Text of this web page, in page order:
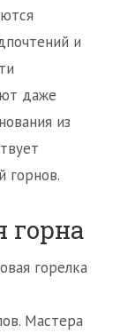
и
даже
из
горнов.
горна
горелка
Мастера